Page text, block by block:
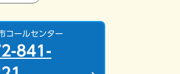
コールセンター
841-